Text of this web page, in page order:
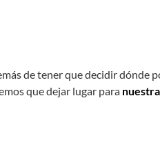
de tener que decidir dónde
que dejar lugar para